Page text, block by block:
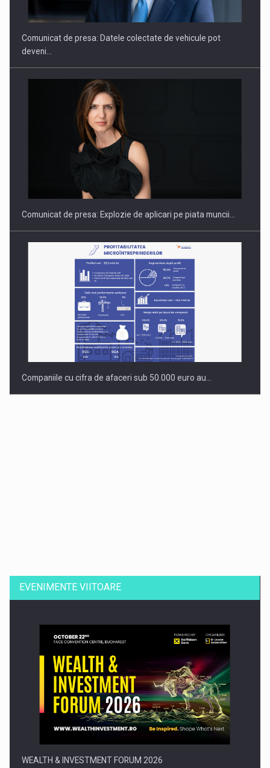
Hard Enduro Piatra Craiului 2026, fueled by benzinariile RO…
Comunicat de presa: Datele colectate de vehicule pot
deveni…
Comunicat de presa: Explozie de aplicari pe piata muncii…
Companiile cu cifra de afaceri sub 50.000 euro au…
Comunicat de presa: Joburile part-time reincep sa intre pe…
EVENIMENTE VIITOARE
WEALTH & INVESTMENT FORUM 2026